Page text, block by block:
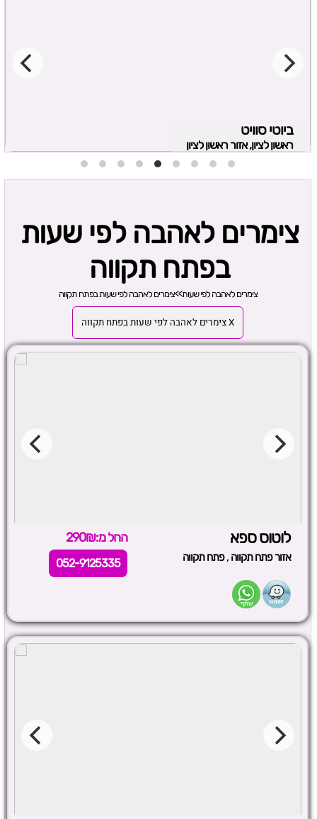
ביוטי סוויט
ראשון לציון, אזור ראשון לציון
צימרים לאהבה לפי שעות
בפתח תקווה
צימרים לאהבה לפי שעות>>צימרים לאהבה לפי שעות בפתח תקווה
X צימרים לאהבה לפי שעות בפתח תקווה
לוטוס ספא החל מ:290₪
אזור פתח תקווה ,פתח תקווה 052-9125335